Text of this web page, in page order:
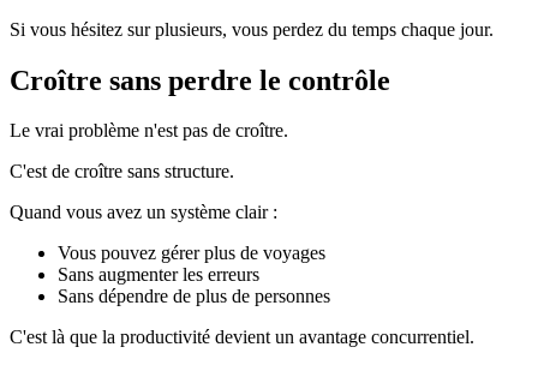
Si vous hésitez sur plusieurs, vous perdez du temps chaque jour.
Croître sans perdre le contrôle
Le vrai problème n'est pas de croître.
C'est de croître sans structure.
Quand vous avez un système clair :
Vous pouvez gérer plus de voyages
Sans augmenter les erreurs
Sans dépendre de plus de personnes
C'est là que la productivité devient un avantage concurrentiel.